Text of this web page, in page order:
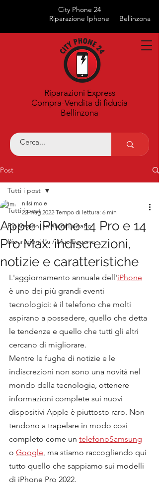
City Phone 24
Riparazione Iphone
Bellinzona
Riparazioni Express
Compra-Vendita di fiducia
Bellinzona
Post
Tutti i post
Riparazioni telefoni Lugano
Riparazioni Pc / Mac Lugano
Tutti i post
Apple iPhone 14 Pro e 14
Pro Max: indiscrezioni,
notizie e caratteristiche
nilsi mole
22 mag 2022 Tempo di lettura: 6 min
L'aggiornamento annuale dell'iPhone
è uno dei più grandi eventi
tecnologici: è il telefono che molti
aspirano a possedere, quello che detta
le tendenze e quello che tutti gli altri
cercano di migliorare.
Mentre le fughe di notizie e le
indiscrezioni non sono una novità nel
mondo della tecnologia, ottenere
informazioni complete sui nuovi
dispositivi Apple è piuttosto raro. Non
tendono a trapelare in modo così
completo come un telefonoSamsung
o Google, ma stiamo raccogliendo qui
tutto quello che sappiamo sui modelli
di iPhone Pro 2022.